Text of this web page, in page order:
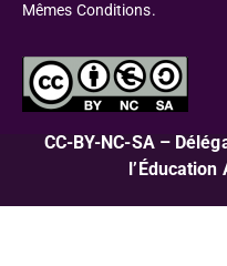
Mêmes Conditions.
CC-BY-NC-SA –